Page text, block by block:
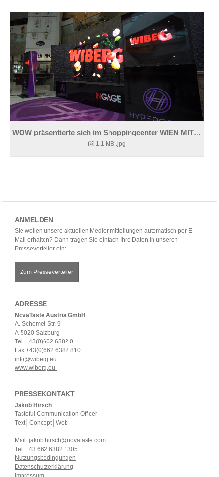
WOW präsentierte sich im Shoppingcenter WIEN MITTE.
1,1 MB .jpg
ANMELDEN
Sie wollen unsere aktuellen Medienmitteilungen automatisch per E-
Mail erhalten? Dann tragen Sie einfach Ihre Daten in unseren
Presseverteiler ein:
Zum Presseverteiler
ADRESSE
NovaTaste Austria GmbH
A.-Schemel-Str. 9
A-5020 Salzburg
Tel. +43(0)662.6382.0
Fax +43(0)662.6382.810
info@wiberg.eu
www.wiberg.eu
PRESSEKONTAKT
Jakob Hirsch
Tasteful Communication Officer
Text│Concept│Web
Mail: jakob.hirsch@novataste.com
Tel: +43 662 6382 1305
Nutzungsbedingungen
Datenschutzerklärung
Impressum